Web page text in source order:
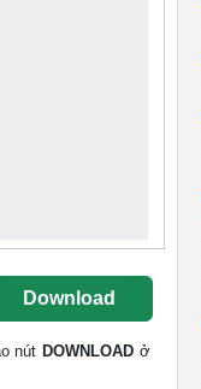
Download
nút DOWNLOADở